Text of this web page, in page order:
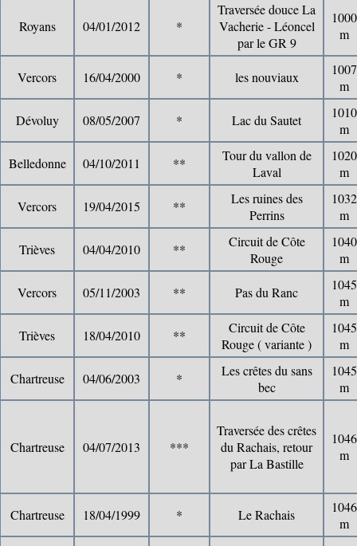
Royans 04/01/2012 *
Traversée douce La
Vacherie - Léoncel
par le GR 9
1000
m
Vercors 16/04/2000 * les nouviaux
1007
m
Dévoluy 08/05/2007 * Lac du Sautet
1010
m
Belledonne 04/10/2011 **
Tour du vallon de
Laval
1020
m
Vercors 19/04/2015 **
Les ruines des
Perrins
1032
m
Trièves 04/04/2010 **
Circuit de Côte
Rouge
1040
m
Vercors 05/11/2003 ** Pas du Ranc
1045
m
Trièves 18/04/2010 **
Circuit de Côte
Rouge ( variante )
1045
m
Chartreuse 04/06/2003 *
Les crêtes du sans
bec
1045
m
Chartreuse 04/07/2013 ***
Traversée des crêtes
du Rachais, retour
par La Bastille
1046
m
Chartreuse 18/04/1999 * Le Rachais
1046
m